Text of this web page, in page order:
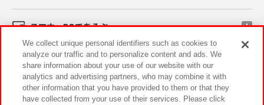
スマホ・PCであそぶ
イベント・キャンペーン
We collect unique personal identifiers such as cookies to
analyze our traffic and to personalize content and ads. We
share information about your use of our website with our
analytics and advertising partners, who may combine it with
other information that you have provided to them or that they
have collected from your use of their services. Please click